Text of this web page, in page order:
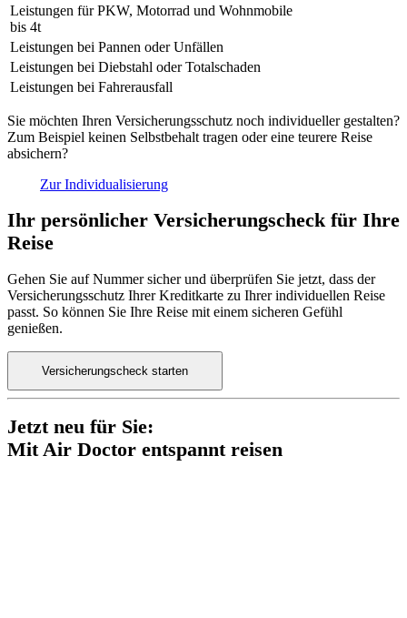
Leistungen für PKW, Motorrad und Wohnmobile
bis 4t
Leistungen bei Pannen oder Unfällen
Leistungen bei Diebstahl oder Totalschaden
Leistungen bei Fahrerausfall
Sie möchten Ihren Versicherungsschutz noch individueller gestalten?
Zum Beispiel keinen Selbstbehalt tragen oder eine teurere Reise
absichern?
Zur Individualisierung
Ihr persönlicher Versicherungscheck für Ihre
Reise
Gehen Sie auf Nummer sicher und überprüfen Sie jetzt, dass der
Versicherungsschutz Ihrer Kreditkarte zu Ihrer individuellen Reise
passt. So können Sie Ihre Reise mit einem sicheren Gefühl
genießen.
Versicherungscheck starten
Jetzt neu für Sie:
Mit Air Doctor entspannt reisen